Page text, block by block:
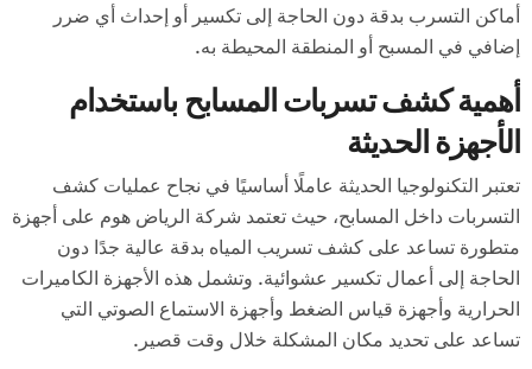
أماكن التسرب بدقة دون الحاجة إلى تكسير أو إحداث أي ضرر
إضافي في المسبح أو المنطقة المحيطة به.
أهمية كشف تسربات المسابح باستخدام
الأجهزة الحديثة
تعتبر التكنولوجيا الحديثة عاملًا أساسيًا في نجاح عمليات كشف
التسربات داخل المسابح، حيث تعتمد شركة الرياض هوم على أجهزة
متطورة تساعد على كشف تسريب المياه بدقة عالية جدًا دون
الحاجة إلى أعمال تكسير عشوائية. وتشمل هذه الأجهزة الكاميرات
الحرارية وأجهزة قياس الضغط وأجهزة الاستماع الصوتي التي
تساعد على تحديد مكان المشكلة خلال وقت قصير.